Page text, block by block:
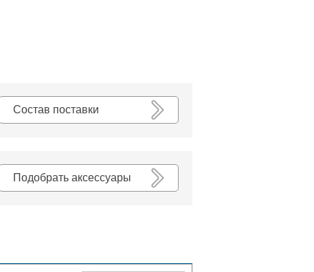
Состав поставки
Подобрать аксессуары